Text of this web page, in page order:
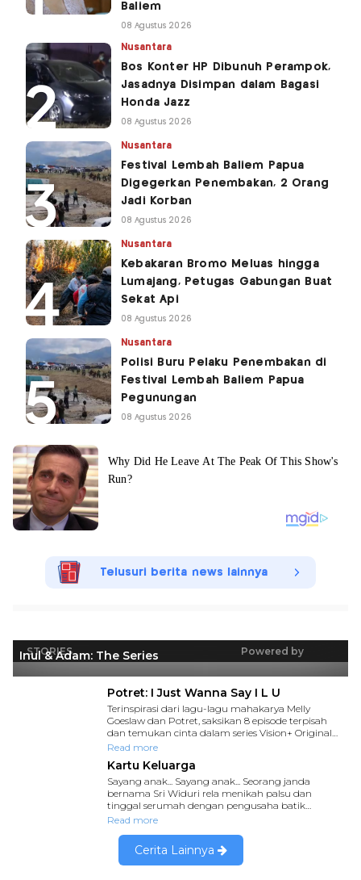
Baliem
08 Agustus 2026
Nusantara
Bos Konter HP Dibunuh Perampok,
Jasadnya Disimpan dalam Bagasi
Honda Jazz
08 Agustus 2026
Nusantara
Festival Lembah Baliem Papua
Digegerkan Penembakan, 2 Orang
Jadi Korban
08 Agustus 2026
Nusantara
Kebakaran Bromo Meluas hingga
Lumajang, Petugas Gabungan Buat
Sekat Api
08 Agustus 2026
Nusantara
Polisi Buru Pelaku Penembakan di
Festival Lembah Baliem Papua
Pegunungan
08 Agustus 2026
Telusuri berita news lainnya